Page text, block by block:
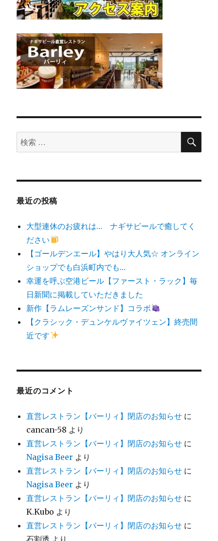
検
索
象:
検
最近の投稿
大型連休のお疲れは… ナギサビールで癒してく
ださい
【ゴールデンエール】やはり大人気☆ オンライン
ショップでも白浜町内でも…
幸運を呼ぶ空港ビール【ファースト・ラック】毎
日新聞に掲載していただきました
新作【ラムレーズンサンド】コラボ
【クラシック・デュンケルヴァイツェン】終売間
近です
最近のコメント
直営レストラン【バーリィ】閉店のお知らせ に
cancan-58 より
直営レストラン【バーリィ】閉店のお知らせ に
Nagisa Beer より
直営レストラン【バーリィ】閉店のお知らせ に
Nagisa Beer より
直営レストラン【バーリィ】閉店のお知らせ に
K.Kubo より
直営レストラン【バーリィ】閉店のお知らせ に
石割透 より